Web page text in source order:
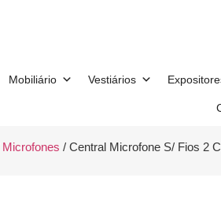
Mobiliário Vestiários
Microfones / Central Microfone S/ Fios 2